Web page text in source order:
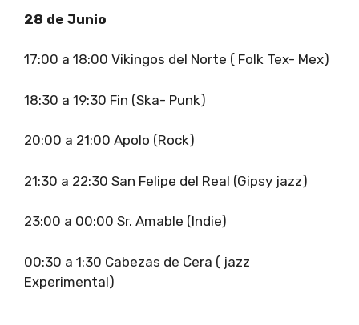
28 de Junio
17:00 a 18:00 Vikingos del Norte ( Folk Tex- Mex)
18:30 a 19:30 Fin (Ska- Punk)
20:00 a 21:00 Apolo (Rock)
21:30 a 22:30 San Felipe del Real (Gipsy jazz)
23:00 a 00:00 Sr. Amable (Indie)
00:30 a 1:30 Cabezas de Cera ( jazz
Experimental)